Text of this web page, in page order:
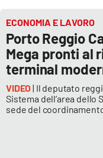
ECONOMIA E LAVORO
Porto Reggio
Mega pronti al
terminal
VIDEO| Il deputato
Sistema dell’area
sede del